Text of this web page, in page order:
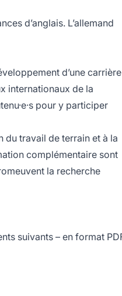
d’anglais. L’allemand
d’une carrière
internationaux de la
pour y participer
du travail de terrain et à la
complémentaire sont
la recherche
suivants – en format